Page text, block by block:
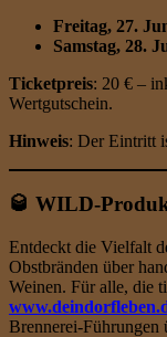
Freitag, 27.
Samstag, 28.
Ticketpreis: 20 € –
Wertgutschein.
Hinweis: Der Eintritt
🥃 WILD-
Entdeckt die Vielfalt
Obstbränden über
Weinen. Für alle, die
Brennerei-Führungen